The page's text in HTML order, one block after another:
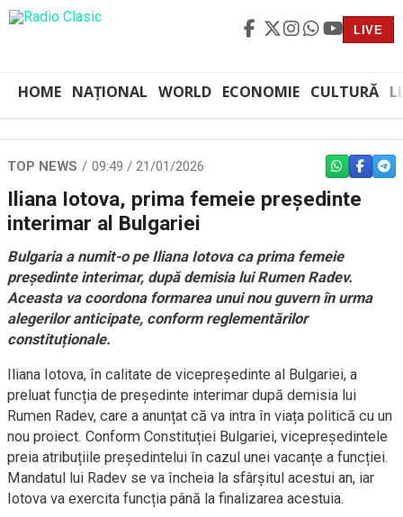
LIVE
HOME NAȚIONAL WORLD ECONOMIE CULTURĂ
TOP NEWS 09:49 / 21/01/2026 WHATSAPP
Iliana Iotova, prima femeie președinte
interimar al Bulgariei
Bulgaria a numit-o pe Iliana Iotova ca prima femeie
președinte interimar, după demisia lui Rumen Radev.
Aceasta va coordona formarea unui nou guvern în urma
alegerilor anticipate, conform reglementărilor
constituționale.
Iliana Iotova, în calitate de vicepreședinte al Bulgariei, a
preluat funcția de președinte interimar după demisia lui
Rumen Radev, care a anunțat că va intra în viața politică cu un
nou proiect. Conform Constituției Bulgariei, vicepreședintele
preia atribuțiile președintelui în cazul unei vacanțe a funcției.
Mandatul lui Radev se va încheia la sfârșitul acestui an, iar
Iotova va exercita funcția până la finalizarea acestuia.